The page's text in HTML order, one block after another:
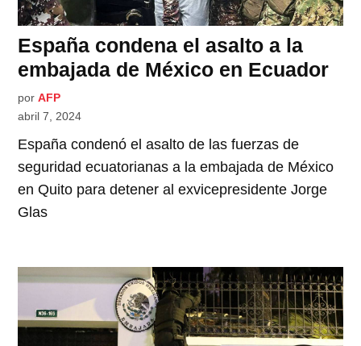
España condena el asalto a la
embajada de México en Ecuador
por AFP
abril 7, 2024
España condenó el asalto de las fuerzas de
seguridad ecuatorianas a la embajada de México
en Quito para detener al exvicepresidente Jorge
Glas